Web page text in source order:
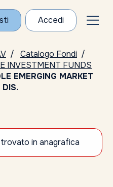
Accedi
Catalogo Fondi
INVESTMENT FUNDS
EMERGING MARKET
DIS.
in anagrafica